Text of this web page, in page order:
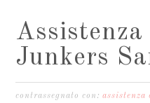
Assistenza
Junkers
contrassegnato con:assistenza